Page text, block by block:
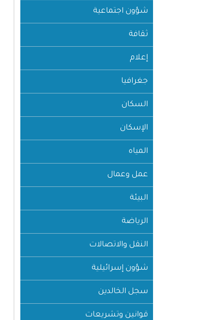
شؤون اجتماعية
ثقافة
إعلام
جغرافيا
السكان
الإسكان
المياه
عمل وعمال
البيئة
الرياضة
النقل والاتصالات
شؤون إسرائيلية
سجل الخالدين
قوانين وتشريعات